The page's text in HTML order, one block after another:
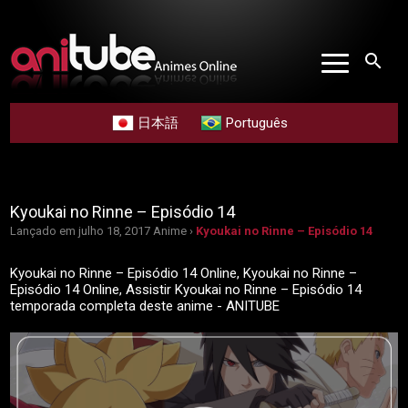
search
日本語 Português
Kyoukai no Rinne – Episódio 14
Lançado em julho 18, 2017 Anime › Kyoukai no Rinne – Episódio 14
Kyoukai no Rinne – Episódio 14 Online, Kyoukai no Rinne –
Episódio 14 Online, Assistir Kyoukai no Rinne – Episódio 14
temporada completa deste anime - ANITUBE